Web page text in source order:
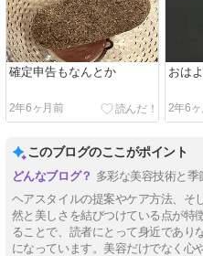
確定申告もなんとか
2年6ヶ月前
おは
2年6
このブログのここがポイント
多彩な美容技術と季
ヘアスタイルの提案やケア方法、そ
然と美しさを結びつけている点が特
ることで、読者にとって身近であり
になっています。美容だけでなく心